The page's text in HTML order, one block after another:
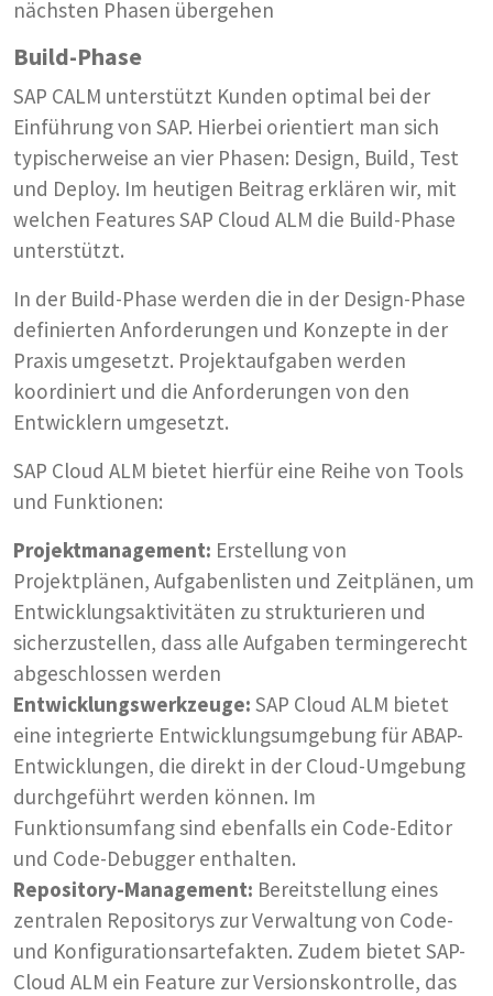
nächsten Phasen übergehen
Build-Phase
SAP CALM unterstützt Kunden optimal bei der
Einführung von SAP. Hierbei orientiert man sich
typischerweise an vier Phasen: Design, Build, Test
und Deploy. Im heutigen Beitrag erklären wir, mit
welchen Features SAP Cloud ALM die Build-Phase
unterstützt.
In der Build-Phase werden die in der Design-Phase
definierten Anforderungen und Konzepte in der
Praxis umgesetzt. Projektaufgaben werden
koordiniert und die Anforderungen von den
Entwicklern umgesetzt.
SAP Cloud ALM bietet hierfür eine Reihe von Tools
und Funktionen:
Projektmanagement: Erstellung von
Projektplänen, Aufgabenlisten und Zeitplänen, um
Entwicklungsaktivitäten zu strukturieren und
sicherzustellen, dass alle Aufgaben termingerecht
abgeschlossen werden
Entwicklungswerkzeuge: SAP Cloud ALM bietet
eine integrierte Entwicklungsumgebung für ABAP-
Entwicklungen, die direkt in der Cloud-Umgebung
durchgeführt werden können. Im
Funktionsumfang sind ebenfalls ein Code-Editor
und Code-Debugger enthalten.
Repository-Management: Bereitstellung eines
zentralen Repositorys zur Verwaltung von Code-
und Konfigurationsartefakten. Zudem bietet SAP-
Cloud ALM ein Feature zur Versionskontrolle, das